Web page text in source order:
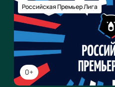
0+
Российская Премьер Лига